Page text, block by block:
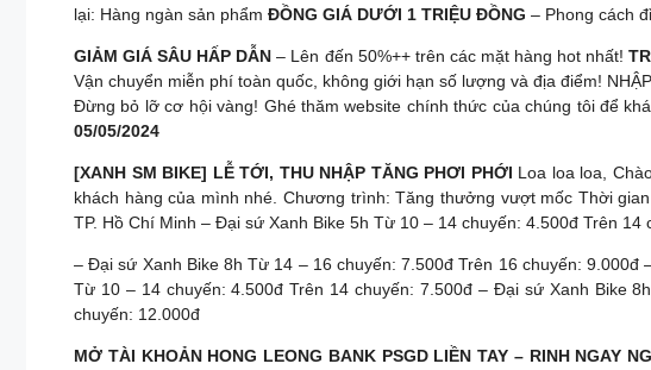
lại: Hàng ngàn sản phẩm ĐỒNG GIÁ DƯỚI 1 TRIỆU ĐỒNG – Phong cách
GIẢM GIÁ SÂU HẤP DẪN – Lên đến 50%++ trên các mặt hàng hot nhất!
Vận chuyển miễn phí toàn quốc, không giới hạn số lượng và địa điểm!
Đừng bỏ lỡ cơ hội vàng! Ghé thăm website chính thức của chúng tôi để
05/05/2024
[XANH SM BIKE] LỄ TỚI, THU NHẬP TĂNG PHƠI PHỚI Loa loa loa,
khách hàng của mình nhé. Chương trình: Tăng thưởng vượt mốc Thời
TP. Hồ Chí Minh – Đại sứ Xanh Bike 5h Từ 10 – 14 chuyến: 4.500đ Trên 14
– Đại sứ Xanh Bike 8h Từ 14 – 16 chuyến: 7.500đ Trên 16 chuyến:
Từ 10 – 14 chuyến: 4.500đ Trên 14 chuyến: 7.500đ – Đại sứ Xanh Bike
chuyến: 12.000đ
MỞ TÀI KHOẢN HONG LEONG BANK PSGD LIỀN TAY – RINH NGAY